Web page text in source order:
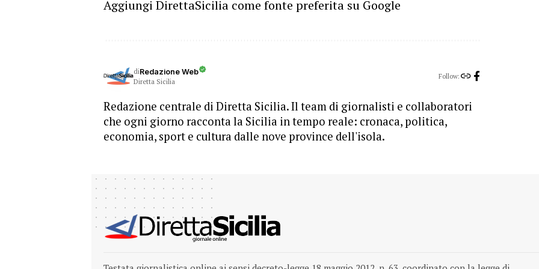
Aggiungi DirettaSicilia come fonte preferita su Google
diRedazione Web
Diretta Sicilia
Follow:
Redazione centrale di Diretta Sicilia. Il team di giornalisti e collaboratori
che ogni giorno racconta la Sicilia in tempo reale: cronaca, politica,
economia, sport e cultura dalle nove province dell'isola.